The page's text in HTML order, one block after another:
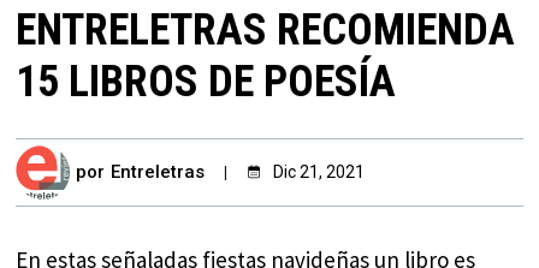
ENTRELETRAS RECOMIENDA
15 LIBROS DE POESÍA
por Entreletras Dic 21, 2021
En estas señaladas fiestas navideñas un libro es